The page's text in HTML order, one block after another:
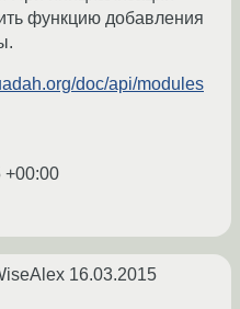
функцию добавления
doc/api/modules
+00:00
16.03.2015